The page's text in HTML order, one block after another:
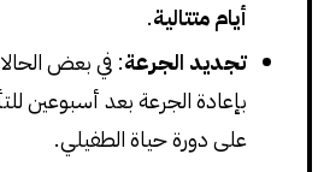
أيام متتالية.
تجديد الجرعة: في بعض
بإعادة الجرعة بعد أسبوعين
على دورة حياة الطفيلي.